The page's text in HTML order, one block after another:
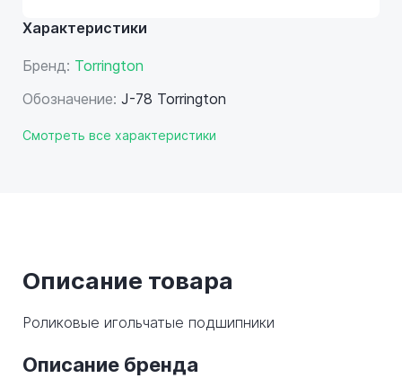
Характеристики
Бренд: Torrington
Обозначение: J-78 Torrington
Смотреть все характеристики
Описание товара
Роликовые игольчатые подшипники
Описание бренда